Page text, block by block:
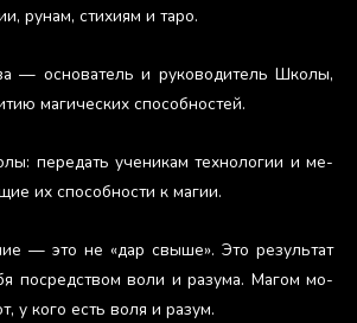
ру­нам, сти­хи­ям и та­ро.
ма­гичес­ких спо­соб­ностей.
пе­редать уче­никам тех­но­логии и ме­